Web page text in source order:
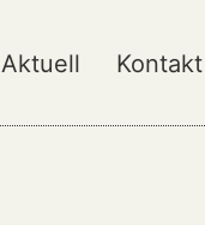
Aktuell Kontakt